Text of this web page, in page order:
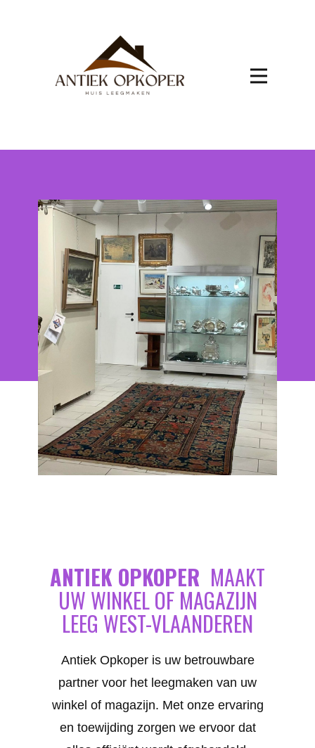
ANTIEK OPKOPER MAAKT
UW WINKEL OF MAGAZIJN
LEEG WEST-VLAANDEREN
Antiek Opkoper is uw betrouwbare
partner voor het leegmaken van uw
winkel of magazijn. Met onze ervaring
en toewijding zorgen we ervoor dat